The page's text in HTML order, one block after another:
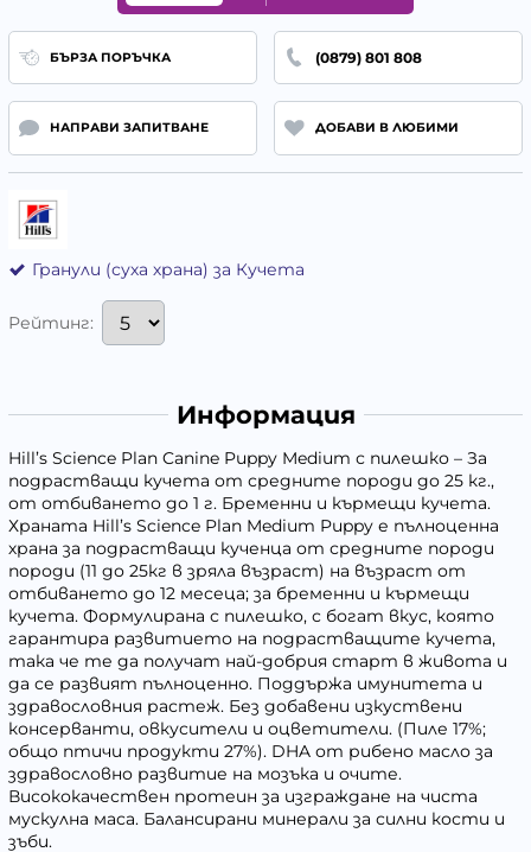
БЪРЗА ПОРЪЧКА (0879) 801 808
НАПРАВИ ЗАПИТВАНЕ ДОБАВИ В ЛЮБИМИ
Гранули (суха храна) за Кучета
Рейтинг:
Информация
Hill’s Science Plan Canine Puppy Medium с пилешко – За
подрастващи кучета от средните породи до 25 кг.,
от отбиването до 1 г. Бременни и кърмещи кучета.
Храната Hill’s Science Plan Medium Puppy е пълноценна
храна за подрастващи кученца от средните породи
породи (11 до 25кг в зряла възраст) на възраст от
отбиването до 12 месеца; за бременни и кърмещи
кучета. Формулирана с пилешко, с богат вкус, която
гарантира развитието на подрастващите кучета,
така че те да получат най-добрия старт в живота и
да се развият пълноценно. Поддържа имунитета и
здравословния растеж. Без добавени изкуствени
консерванти, овкусители и оцветители. (Пиле 17%;
общо птичи продукти 27%). DHA от рибено масло за
здравословно развитие на мозъка и очите.
Висококачествен протеин за изграждане на чиста
мускулна маса. Балансирани минерали за силни кости и
зъби.